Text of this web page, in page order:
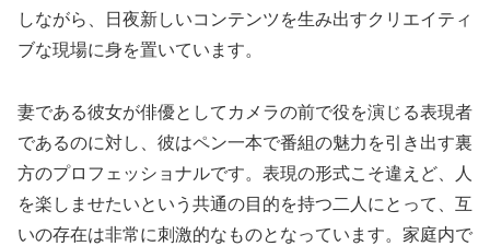
しながら、日夜新しいコンテンツを生み出すクリエイティ
ブな現場に身を置いています。
妻である彼女が俳優としてカメラの前で役を演じる表現者
であるのに対し、彼はペン一本で番組の魅力を引き出す裏
方のプロフェッショナルです。表現の形式こそ違えど、人
を楽しませたいという共通の目的を持つ二人にとって、互
いの存在は非常に刺激的なものとなっています。家庭内で